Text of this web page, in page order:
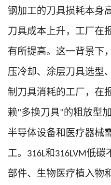
钢加工的刀具损耗本身
刀具成本上升，工厂在
有所提高。这一背景下
压冷却、涂层刀具选型
制刀具消耗的工厂，在
赖"多换刀具"的粗放型
半导体设备和医疗器械
工。 316L和 316LVM低碳
部件、生物医疗植入物